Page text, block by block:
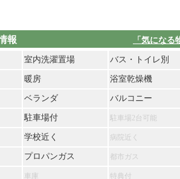
報 「気になる
室内洗濯置場 バス・トイレ別
暖房 浴室乾燥機
ベランダ バルコニー
駐車場付 駐車場2台可能
学校近く 病院近く
プロパンガス 都市ガス
車庫 特典付